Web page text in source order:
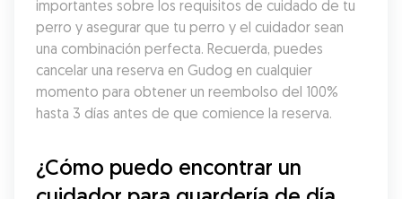
importantes sobre los requisitos de cuidado de tu
perro y asegurar que tu perro y el cuidador sean
una combinación perfecta. Recuerda, puedes
cancelar una reserva en Gudog en cualquier
momento para obtener un reembolso del 100%
hasta 3 días antes de que comience la reserva.
¿Cómo puedo encontrar un